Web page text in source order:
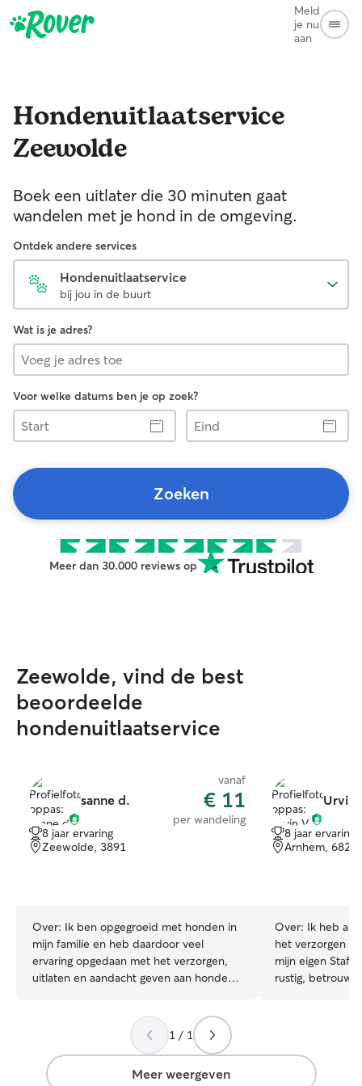
Meld
je nu
aan
Hondenuitlaatservice
Zeewolde
Boek een uitlater die 30 minuten gaat
wandelen met je hond in de omgeving.
Ontdek andere services
Hondenuitlaatservice
bij jou in de buurt
Wat is je adres?
Voor welke datums ben je op zoek?
Start
Eind
Zoeken
Meer dan 30.000 reviews op
Zeewolde, vind de best
beoordeelde
hondenuitlaatservice
sanne d.
vanaf
€ 11
per wandeling
8 jaar ervaring
Zeewolde, 3891
Over: Ik ben opgegroeid met honden in
mijn familie en heb daardoor veel
ervaring opgedaan met het verzorgen,
uitlaten en aandacht geven aan honden
zorg ervoor dat huisdieren zich veilig en
op hun gemak voelen. Ik ben flexibel
beschikbaar en kan de verzorging van
huisdieren goed combineren met mijn
Urvin
8 jaar ervaring
Arnhem, 6824
Over: Ik heb al
het verzorgen
mijn eigen
rustig,
Wandelen,
met aandacht en
1 / 1
Meer weergeven